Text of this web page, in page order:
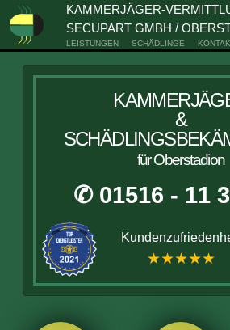
KAMMERJÄGER-
SECUPART GMBH /
LEISTUNGEN SCHÄDLINGE
&
für Oberstadion
✆ 01516 - 11
★★★★★